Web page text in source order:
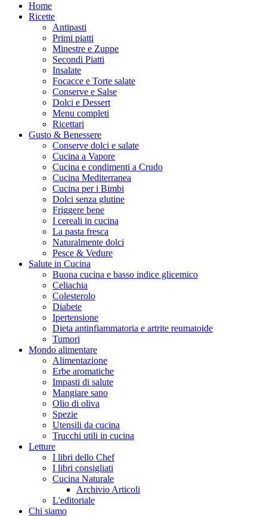
Home
Ricette
Antipasti
Primi piatti
Minestre e Zuppe
Secondi Piatti
Insalate
Focacce e Torte salate
Conserve e Salse
Dolci e Dessert
Menu completi
Ricettari
Gusto & Benessere
Conserve dolci e salate
Cucina a Vapore
Cucina e condimenti a Crudo
Cucina Mediterranea
Cucina per i Bimbi
Dolci senza glutine
Friggere bene
I cereali in cucina
La pasta fresca
Naturalmente dolci
Pesce & Vedure
Salute in Cucina
Buona cucina e basso indice glicemico
Celiachia
Colesterolo
Diabete
Ipertensione
Dieta antinfiammatoria e artrite reumatoide
Tumori
Mondo alimentare
Alimentazione
Erbe aromatiche
Impasti di salute
Mangiare sano
Olio di oliva
Spezie
Utensili da cucina
Trucchi utili in cucina
Letture
I libri dello Chef
I libri consigliati
Cucina Naturale
Archivio Articoli
L'editoriale
Chi siamo